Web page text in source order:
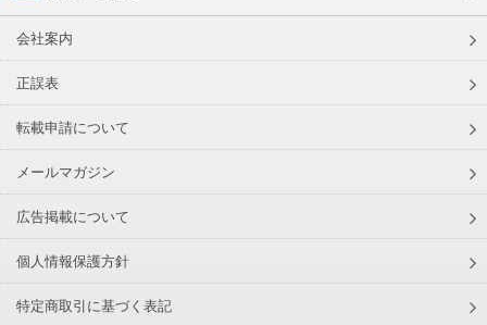
会社案内
正誤表
転載申請について
メールマガジン
広告掲載について
個人情報保護方針
特定商取引に基づく表記